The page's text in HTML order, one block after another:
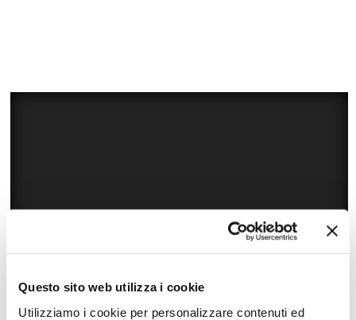
Questo sito web utilizza i cookie
Utilizziamo i cookie per personalizzare contenuti ed
Zoom